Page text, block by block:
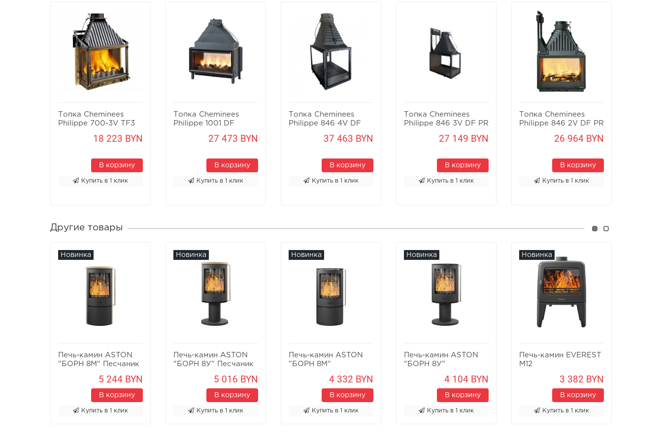
Топка Cheminees
Philippe 700-3V TF3
18 223 BYN
В корзину
Купить в 1 клик
Топка Cheminees
Philippe 1001 DF
27 473 BYN
В корзину
Купить в 1 клик
Топка Cheminees
Philippe 846 4V DF
37 463 BYN
В корзину
Купить в 1 клик
Топка Cheminees
Philippe 846 3V DF PR
27 149 BYN
В корзину
Купить в 1 клик
Топка Cheminees
Philippe 846 2V DF PR
26 964 BYN
В корзину
Купить в 1 клик
Другие товары
Новинка
Печь-камин ASTON
"БОРН 8М" Песчаник
5 244 BYN
В корзину
Купить в 1 клик
Новинка
Печь-камин ASTON
"БОРН 8У" Песчаник
5 016 BYN
В корзину
Купить в 1 клик
Новинка
Печь-камин ASTON
"БОРН 8М"
4 332 BYN
В корзину
Купить в 1 клик
Новинка
Печь-камин ASTON
"БОРН 8У"
4 104 BYN
В корзину
Купить в 1 клик
Новинка
Печь-камин EVEREST
M12
3 382 BYN
В корзину
Купить в 1 клик